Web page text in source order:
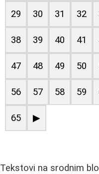
29 30 31 32
38 39 40 41
47 48 49 50
56 57 58 59
65 ▶
Tekstovi na srodnim